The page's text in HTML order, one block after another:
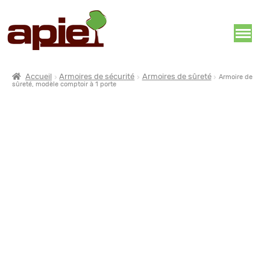
Accueil Armoires de sécurité Armoires de sûreté
Armoire de
sûreté, modèle comptoir à 1 porte